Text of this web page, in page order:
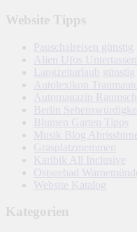
Website Tipps
Pauschalreisen günstig
Alien Ufos Untertassen
Langzeiturlaub günstig
Autolexikon
Automagazin
Berlin
Blumen Garten Tipps
Musik Blog
Grasplatzmemmen
Karibik All Inclusive
Ostseebad
Website Katalog
Kategorien